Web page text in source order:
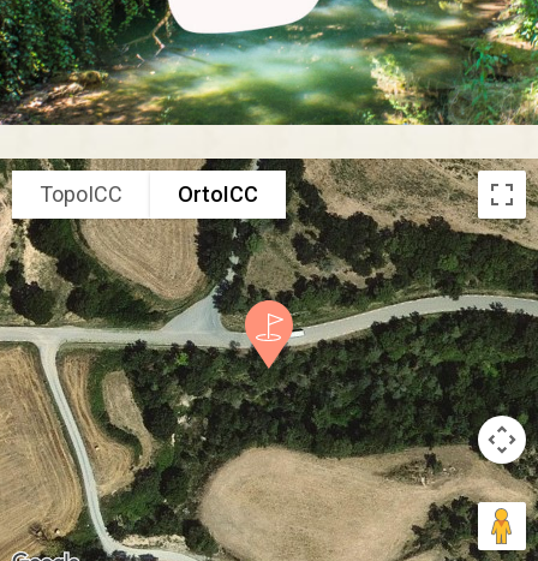
TopoICC OrtoICC